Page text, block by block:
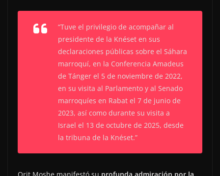
“Tuve el privilegio de acompañar al
presidente de la Knéset en sus
declaraciones públicas sobre el Sáhara
marroquí, en la Conferencia Amadeus
de Tánger el 5 de noviembre de 2022,
en su visita al Parlamento y al Senado
marroquíes en Rabat el 7 de junio de
2023, así como durante su visita a
Israel el 13 de octubre de 2025, desde
la tribuna de la Knéset.”